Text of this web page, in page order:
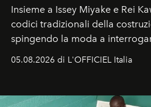
Insieme a Issey Miyake e Rei
codici tradizionali della
spingendo la moda a
un’impronta indelebile nella
05.08.2026 di L'OFFICIEL Italia